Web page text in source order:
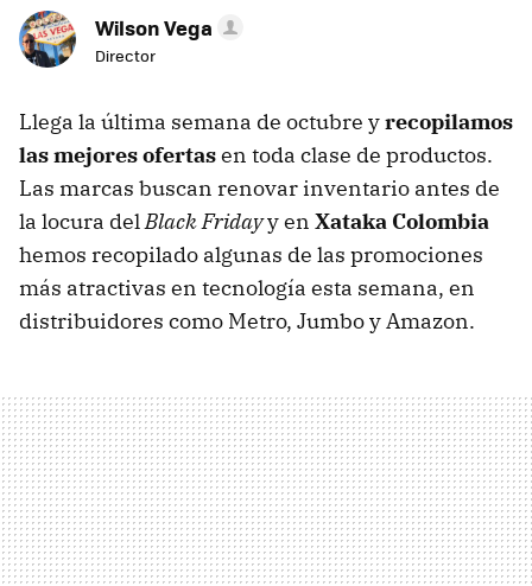
Wilson Vega
Director
Llega la última semana de octubre yrecopilamos
las mejores ofertasen toda clase de productos.
Las marcas buscan renovar inventario antes de
la locura delBlack Fridayy en Xataka Colombia
hemos recopilado algunas de las promociones
más atractivas en tecnología esta semana, en
distribuidores como Metro, Jumbo y Amazon.